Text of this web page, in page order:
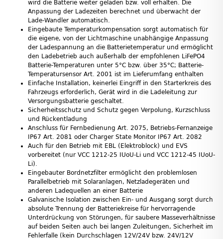
wird die Batterie weiter geladen bzw. voll erhalten. Die
Anpassung der Ladezeiten berechnet und überwacht der
Lade-Wandler automatisch.
Eingebaute Temperaturkompensation sorgt automatisch für
die eigene, von der Lichtmaschine unabhängige Anpassung
der Ladespannung an die Batterietemperatur und ermöglicht
den Ladebetrieb auch außerhalb der empfohlenen LiFePO4
Batterie-Temperaturen unter 5°C bzw. über 35°C; Batterie-
Temperatursensor Art. 2001 ist im Lieferumfang enthalten
Einfache Installation, keinerlei Eingriff in den Starterkreis des
Fahrzeugs erforderlich, Gerät wird in die Ladeleitung zur
Versorgungsbatterie geschaltet.
Sicherheitsschutz und Schutz gegen Verpolung, Kurzschluss
und Rückentladung
Anschluss für Fernbedienung Art. 2075, Betriebs-Fernanzeige
IP67 Art. 2081 oder Charger State Monitor IP67 Art. 2082
Auch für den Betrieb mit EBL (Elektroblock) und EVS
vorbereitet (nur VCC 1212-25 IUoU-Li und VCC 1212-45 IUoU-
Li).
Eingebauter Bordnetzfilter ermöglicht den problemlosen
Parallelbetrieb mit Solaranlagen, Netzladegeräten und
anderen Ladequellen an einer Batterie
Galvanische Isolation zwischen Ein- und Ausgang sorgt durch
absolute Trennung der Batteriekreise für hervorragende
Unterdrückung von Störungen, für saubere Masseverhältnisse
auf beiden Seiten auch bei langen Zuleitungen, Sicherheit im
Fehlerfalle (kein Durchschlagen 12V/24V bzw. 24V/12V